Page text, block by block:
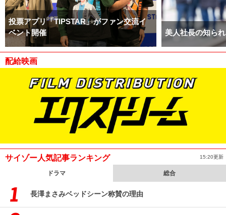
投票アプリ「TIPSTAR」がファン交流イ
ベント開催
美人社長の知ら
配給映画
サイゾー人気記事ランキング 15:20更新
ドラマ 総合
長澤まさみベッドシーン称賛の理由